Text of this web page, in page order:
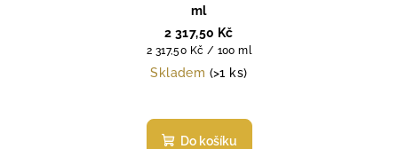
ml
2 317,50 Kč
Měrná
cena:
2 317,50 Kč / 100 ml
Skladem (>1 ks)
hodnocení
produktu
Do košíku